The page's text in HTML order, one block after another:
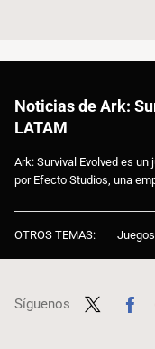
Noticias de Ark:
LATAM
Ark: Survival Evolved es
por Efecto Studios, una
OTROS TEMAS: Juegos
Síguenos